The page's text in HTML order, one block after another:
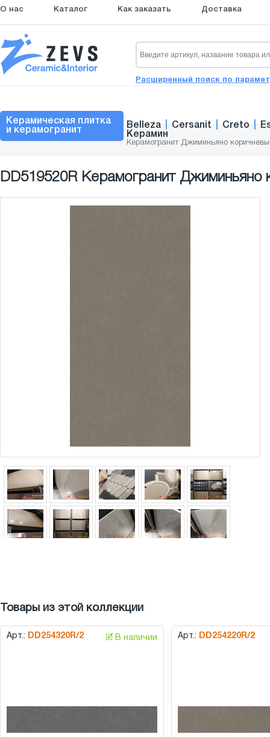
О нас Каталог Как заказать Доставка
Расширенный поиск по
Керамическая плитка
и керамогранит
Belleza Cersanit Creto
Керамин
Керамогранит Джиминьяно
DD519520R Керамогранит Джиминьяно
Товары из этой коллекции
Арт.: DD254320R/2 🗹 В наличии Арт.: DD254220R/2